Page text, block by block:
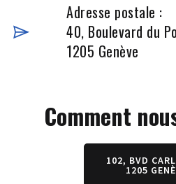
Adresse postale :
40, Boulevard du
1205 Genève
Comment
102, BVD
1205